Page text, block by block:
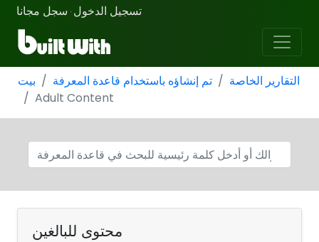
تسجيل الدخول · سجل مجانا
بيت تم إنشاؤه باستخدام قاعدة المعرفة
التقارير الخاصة
Adult Content
محتوى للبالغين